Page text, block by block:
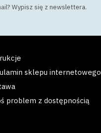
Wypisz się z newslettera.
sklepu internetowego
problem z dostępnością